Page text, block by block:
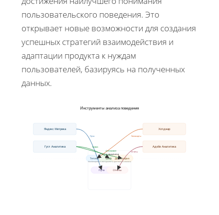
пользовательского поведения. Это
открывает новые возможности для создания
успешных стратегий взаимодействия и
адаптации продукта к нуждам
пользователей, базируясь на полученных
данных.
Инструменты анализа поведения
Яндекс Метрика
Гугл Аналитика
Хотджар
Адобе Аналитика
Цели анализа
Теплокарты Трафик Демография
Пути Отчёты
Пути
Трафик
Демография
Теплокарты
Отчёты
Комбинировать инструменты для полного анализа